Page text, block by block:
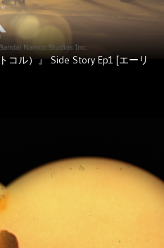
トコル）』 Side Story Ep1 [エーリ